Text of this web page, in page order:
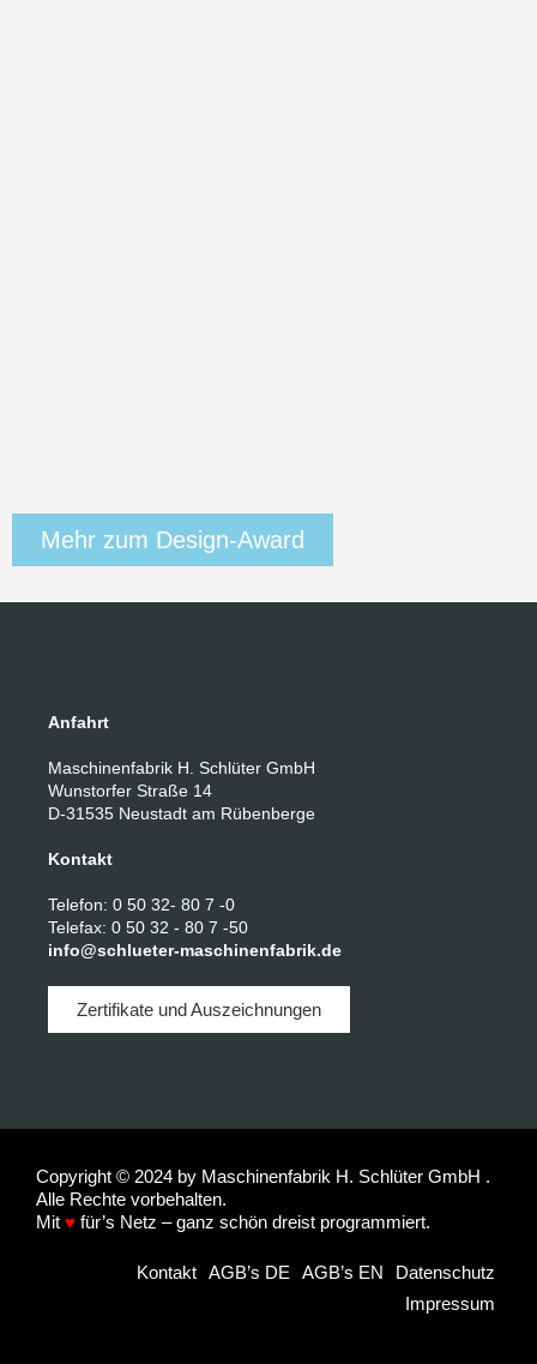
Mehr zum Design-Award
Anfahrt
Maschinenfabrik H. Schlüter GmbH
Wunstorfer Straße 14
D-31535 Neustadt am Rübenberge
Kontakt
Telefon: 0 50 32- 80 7 -0
Telefax: 0 50 32 - 80 7 -50
info@schlueter-maschinenfabrik.de
Zertifikate und Auszeichnungen
Copyright © 2024 by Maschinenfabrik H. Schlüter GmbH .
Alle Rechte vorbehalten.
Mit ♥ für’s Netz – ganz schön dreist programmiert.
Kontakt AGB’s DE AGB’s EN
Datenschutz
Impressum